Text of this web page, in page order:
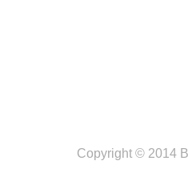
Copyright © 2014